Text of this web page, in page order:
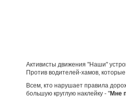
Активисты движения "Наши"
Против водителей-хамов,
Всем, кто нарушает правила
большую круглую наклейку - "Мне